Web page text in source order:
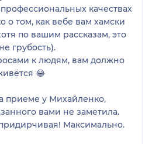
Весь прием занял не
время из которого было
вышел из
Там попросил
кого-то из главных,
администратор
сегодня уже нет и все, что
отзыв в книгу жалоб и
качествах
о том, как вебе вам хамски
по вашим рассказам, это
грубость).
к людям, вам должно
😂
приеме у Михайленко,
вами не заметила.
Максимально.